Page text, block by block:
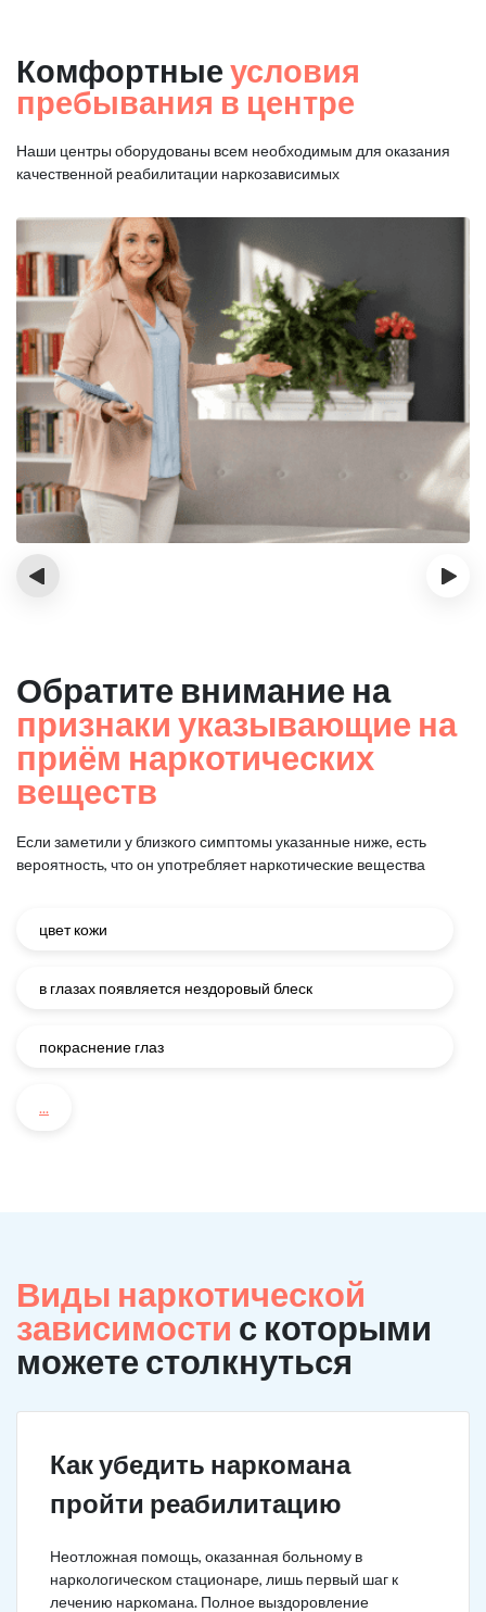
Комфортные условия
пребывания в центре
Наши центры оборудованы всем необходимым для оказания
качественной реабилитации наркозависимых
‹ ›
Обратите внимание на
признаки указывающие на
приём наркотических
веществ
Если заметили у близкого симптомы указанные ниже, есть
вероятность, что он употребляет наркотические вещества
цвет кожи
в глазах появляется нездоровый блеск
покраснение глаз
...
Виды наркотической
зависимости с которыми
можете столкнуться
Как убедить наркомана
пройти реабилитацию
Неотложная помощь, оказанная больному в
наркологическом стационаре, лишь первый шаг к
лечению наркомана. Полное выздоровление